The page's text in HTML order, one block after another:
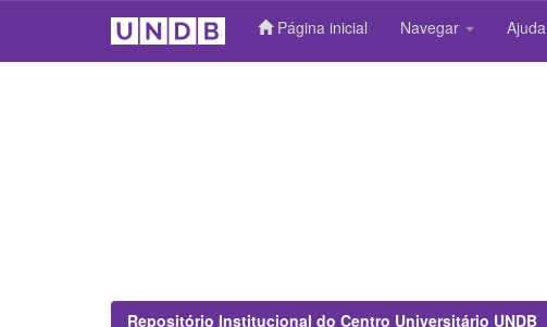
Página inicial Navegar Ajuda
Repositório Institucional do Centro Universitário UNDB